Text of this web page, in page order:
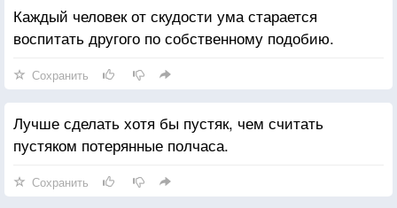
Каждый человек от скудости ума старается
воспитать другого по собственному подобию.
Сохранить
Лучше сделать хотя бы пустяк, чем считать
пустяком потерянные полчаса.
Сохранить